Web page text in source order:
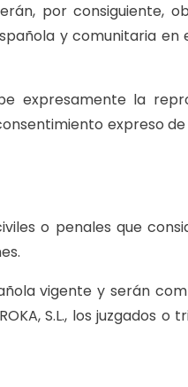
por consiguiente,
y comunitaria en
expresamente la
expreso de
o penales que
vigente y serán
S.L., los juzgados o